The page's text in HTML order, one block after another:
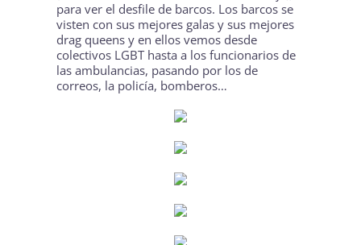
para ver el desfile de barcos. Los barcos se
visten con sus mejores galas y sus mejores
drag queens y en ellos vemos desde
colectivos LGBT hasta a los funcionarios de
las ambulancias, pasando por los de
correos, la policía, bomberos…